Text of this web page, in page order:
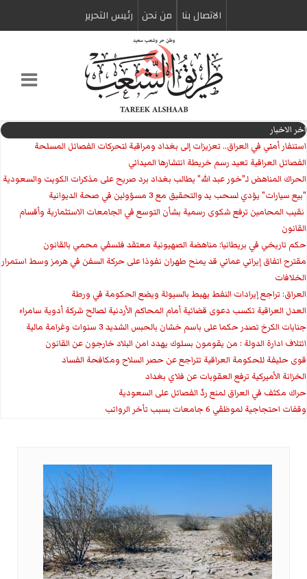
الاتصال بنا من نحن رئیس التحریر
اخر الاخبار
استنفار أمني في العراق.. تعزيزات إلى بغداد ومراقبة لتحركات الفصائل المسلحة
الفصائل العراقية تعيد رسم خريطة انتشارها الميداني
الحراك المناهض لـ"خور عبد الله" يطالب بغداد برد صريح على مذكرات الكويت والسعودية
"بيع سيارات" يؤدي لسحب يد والتحقيق مع 3 مسؤولين في صحة الديوانية
‏ نقيب المحامين ترفع شكوى رسمية بشأن التوسع في الجامعات الاستثمارية وأقسام
القانون
حكم تاريخي في بريطانيا: مناهضة الصهيونية معتقد فلسفي محمي بالقانون
مقترح اتفاق إيراني عماني قد يمنح طهران نفوذا على حركة السفن في هرمز وسط استمرار
الخلافات
العراق: تراجع إيرادات النفط يهبط بالسيولة ويضع الحكومة في ورطة
العدل العراقية تكسب دعوى قضائية أمام المحاكم الأردنية لصالح شركة أدوية سامراء
جنايات الكرخ تصدر حكما على باسم خشان بالحبس الشديد 3 سنوات وغرامة مالية
ائتلاف ادارة الدولة : من يقومون بسلوك يهدد امن البلاد خارجون عن القانون
قوى حليفة للحكومة العراقية تتراجع عن حصر السلاح ومكافحة الفساد
الخزانة الأميركية ترفع العقوبات عن فلاي بغداد
حراك مكثف في العراق لمنع ردّ الفصائل على السعودية
وقفات احتجاجية لموظفي 6 جامعات بسبب تأخر الرواتب